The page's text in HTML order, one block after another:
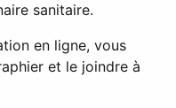
sanitaire.
en ligne, vous
et le joindre à